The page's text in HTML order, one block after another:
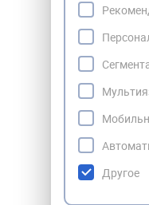
Другое